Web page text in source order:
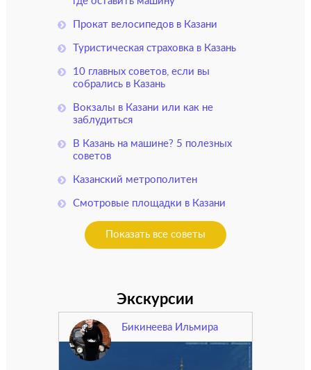
Прокат велосипедов в Казани
Туристическая страховка в Казань
10 главных советов, если вы
собрались в Казань
Вокзалы в Казани или как не
заблудиться
В Казань на машине? 5 полезных
советов
Казанский метрополитен
Смотровые площадки в Казани
Показать все советы
Экскурсии
Бикинеева Ильмира